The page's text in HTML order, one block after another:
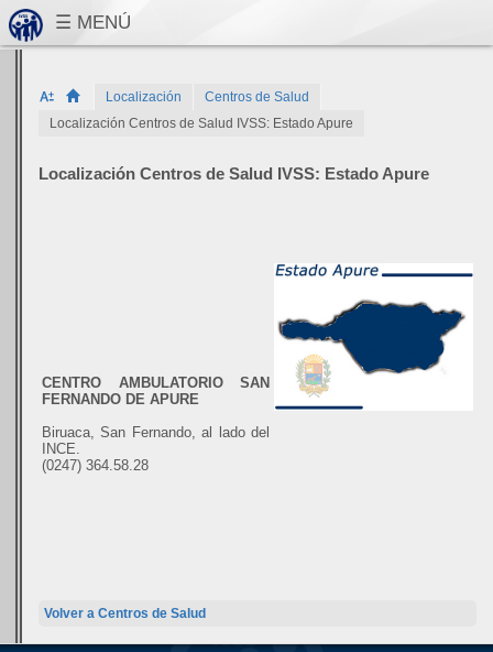
Localización
Centros de Salud
Localización Centros de Salud IVSS: Estado Apure
Localización Centros de Salud IVSS: Estado Apure
CENTRO AMBULATORIO SAN
FERNANDO DE APURE
Biruaca, San Fernando, al lado del
INCE.
(0247) 364.58.28
Volver a Centros de Salud